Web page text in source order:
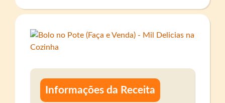
Informações da Receita